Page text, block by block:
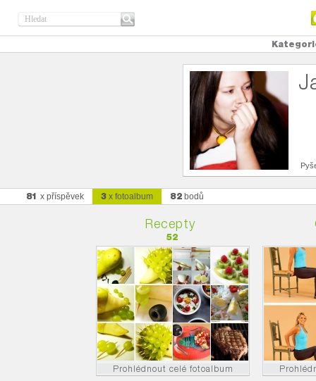
81 x příspěvek 3 x fotoalbum 82 bodů
Recepty
52
Prohlédnout celé fotoalbum